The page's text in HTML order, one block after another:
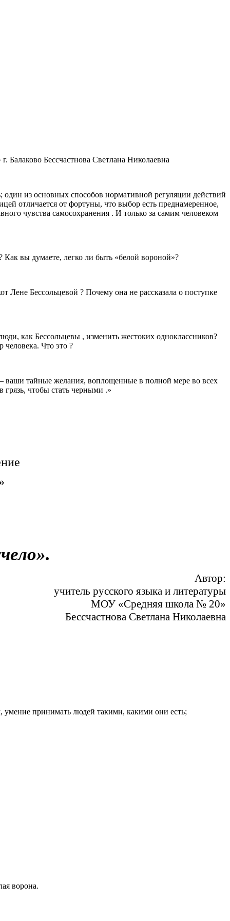
Бессчастнова Светлана Николаевна
из основных способов нормативной регуляции действий
отличается от фортуны, что выбор есть преднамеренное,
чувства самосохранения . И только за самим человеком
вы думаете, легко ли быть «белой вороной»?
Лене Бессольцевой ? Почему она не рассказала о поступке
как Бессольцевы , изменить жестоких одноклассников?
Что это ?
тайные желания, воплощенные в полной мере во всех
чтобы стать черными .»
Автор:
учитель русского языка и литературы
МОУ «Средняя школа № 20»
Бессчастнова Светлана Николаевна
умение принимать людей такими, какими они есть;
ворона.